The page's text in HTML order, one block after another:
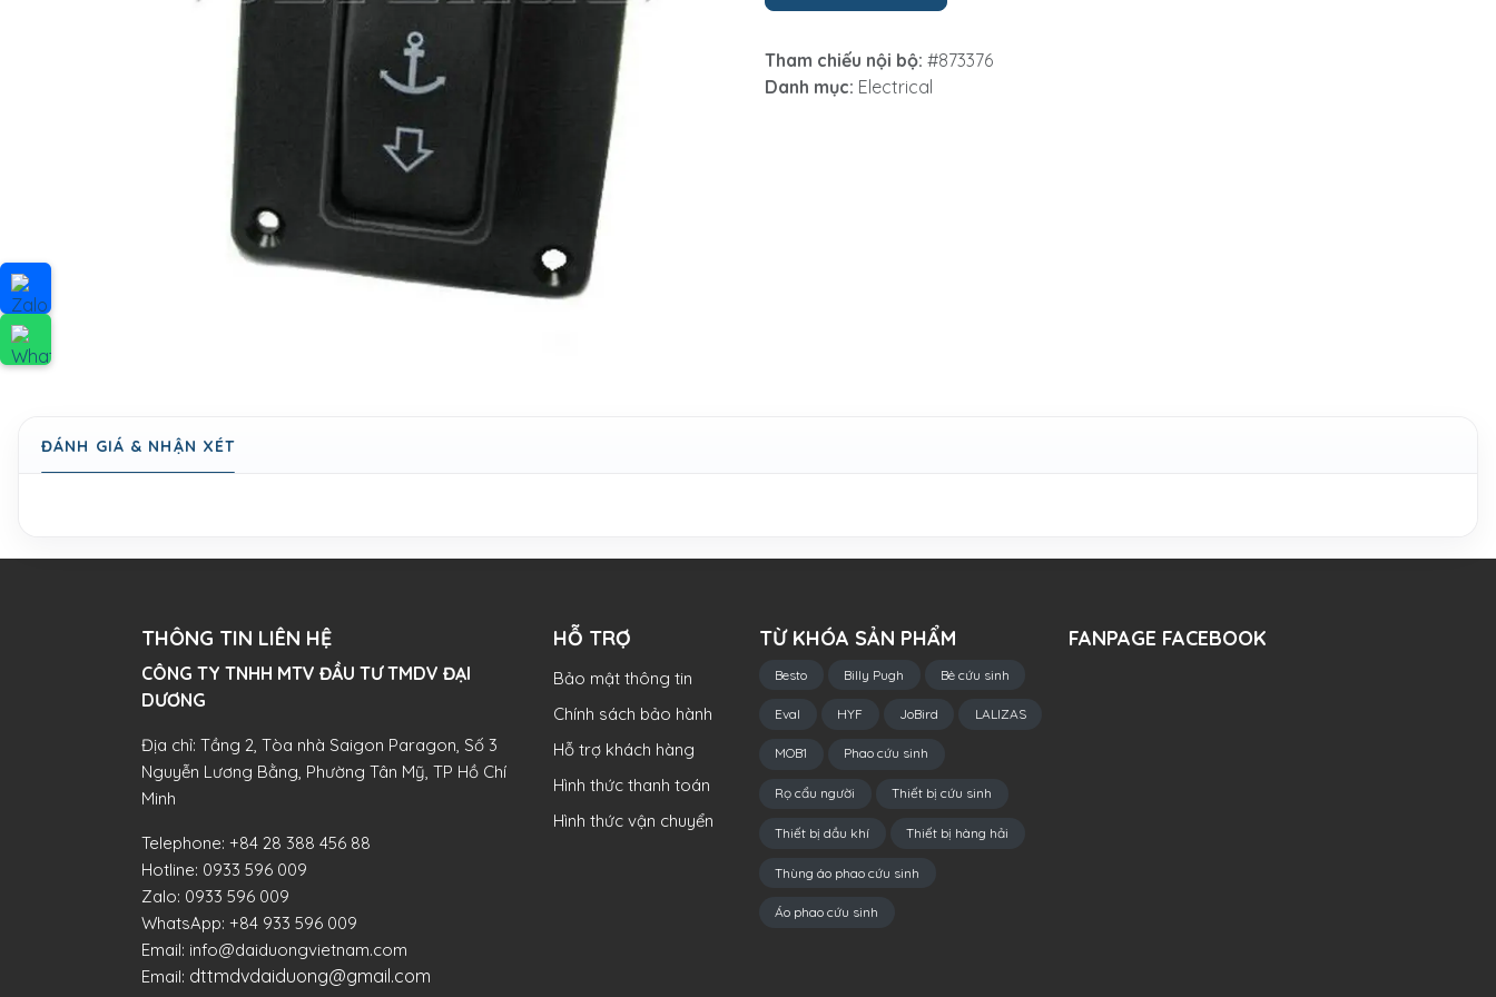
Tham chiếu nội bộ: #873376
Danh mục: Electrical
ĐÁNH GIÁ & NHẬN XÉT
THÔNG TIN LIÊN HỆ
CÔNG TY TNHH MTV ĐẦU TƯ TMDV ĐẠI
DƯƠNG​
Địa chỉ: Tầng 2, Tòa nhà Saigon Paragon, Số 3
Nguyễn Lương Bằng, Phường Tân Mỹ, TP Hồ Chí
Minh
Telephone: +84 28 388 456 88
Hotline: 0933 596 009
Zalo: 0933 596 009
WhatsApp: +84 933 596 009
Email: info@daiduongvietnam.com
Email: dttmdvdaiduong@gmail.com
HỖ TRỢ
Bảo mật thông tin
Chính sách bảo hành
Hỗ trợ khách hàng
Hình thức thanh toán
Hình thức vận chuyển
TỪ KHÓA SẢN PHẨM
Besto Billy Pugh Bè cứu sinh
Eval HYF JoBird LALIZAS
MOB1 Phao cứu sinh
Rọ cẩu người Thiết bị cứu sinh
Thiết bị dầu khí Thiết bị hàng hải
Thùng áo phao cứu sinh
Áo phao cứu sinh
FANPAGE FACEBOOK